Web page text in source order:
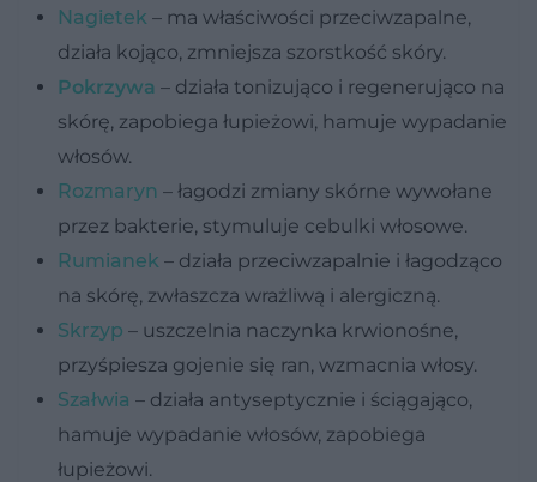
Nagietek – ma właściwości przeciwzapalne,
działa kojąco, zmniejsza szorstkość skóry.
Pokrzywa – działa tonizująco i regenerująco na
skórę, zapobiega łupieżowi, hamuje wypadanie
włosów.
Rozmaryn – łagodzi zmiany skórne wywołane
przez bakterie, stymuluje cebulki włosowe.
Rumianek – działa przeciwzapalnie i łagodząco
na skórę, zwłaszcza wrażliwą i alergiczną.
Skrzyp – uszczelnia naczynka krwionośne,
przyśpiesza gojenie się ran, wzmacnia włosy.
Szałwia – działa antyseptycznie i ściągająco,
hamuje wypadanie włosów, zapobiega
łupieżowi.